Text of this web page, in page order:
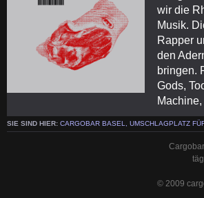
wir die
Musik.
Rapper
den
bringen.
Gods,
SIE SIND HIER: CARGOBAR BASEL, UMSCHLAGPLATZ
© 2009